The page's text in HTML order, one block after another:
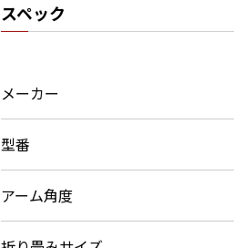
スペック
メーカー
型番
アーム角度